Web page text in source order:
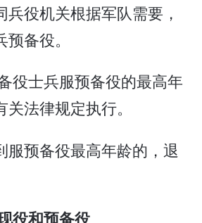
兵役机关根据军队需要，
备役。
役士兵服预备役的最高年
法律规定执行。
服预备役最高年龄的，退